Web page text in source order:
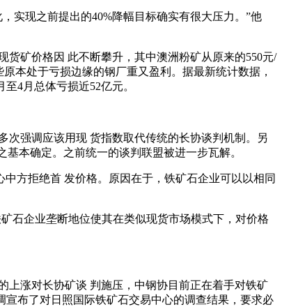
实现之前提出的40%降幅目标确实有很大压力。”他
矿价格因 此不断攀升，其中澳洲粉矿从原来的550元/
本处于亏损边缘的钢厂重又盈利。据最新统计数据，
4月总体亏损近52亿元。
强调应该用现 货指数取代传统的长协谈判机制。另
基本确定。之前统一的谈判联盟被进一步瓦解。
方拒绝首 发价格。原因在于，铁矿石企业可以以相同
石企业垄断地位使其在类似现货市场模式下，对价格
涨对长协矿谈 判施压，中钢协目前正在着手对铁矿
布了对日照国际铁矿石交易中心的调查结果，要求必